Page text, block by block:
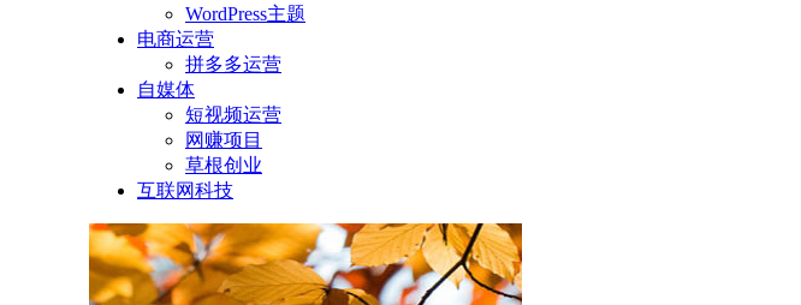
WordPress主题
电商运营
拼多多运营
自媒体
短视频运营
网赚项目
草根创业
互联网科技